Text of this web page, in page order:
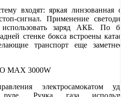
входят: яркая линзованная фара,
сигнал. Применение светодиодов
использовать заряд АКБ. По бокам
стенке бокса встроены катафоты
транспорт еще заметнее на
электросамокатом удобно